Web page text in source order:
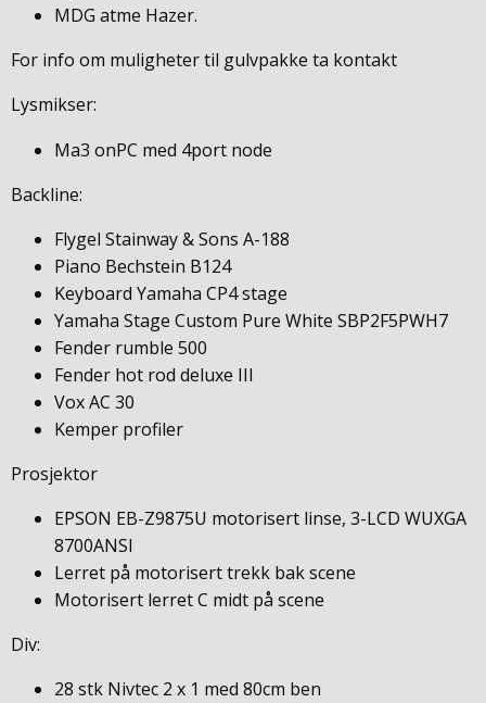
MDG atme Hazer.
For info om muligheter til gulvpakke ta kontakt
Lysmikser:
Ma3 onPC med 4port node
Backline:
Flygel Stainway & Sons A-188
Piano Bechstein B124
Keyboard Yamaha CP4 stage
Yamaha Stage Custom Pure White SBP2F5PWH7
Fender rumble 500
Fender hot rod deluxe III
Vox AC 30
Kemper profiler
Prosjektor
EPSON EB-Z9875U motorisert linse, 3-LCD WUXGA
8700ANSI
Lerret på motorisert trekk bak scene
Motorisert lerret C midt på scene
Div:
28 stk Nivtec 2 x 1 med 80cm ben